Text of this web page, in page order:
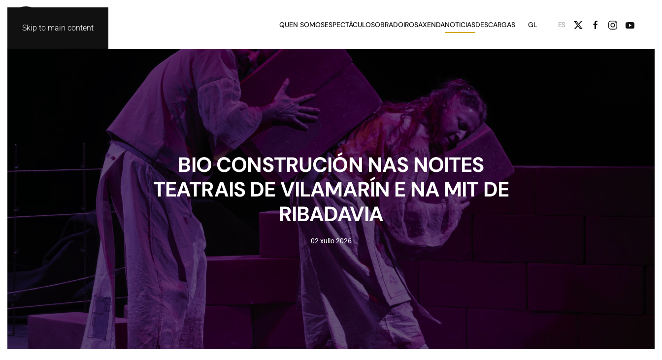
Skip to main content QUEN SOMOSESPECTÁCULOSOBRADOIROSAXENDANOTICIASDESCARGAS GL ES
BIO CONSTRUCIÓN NAS NOITES
TEATRAIS DE VILAMARÍN E NA MIT DE
RIBADAVIA
02 xullo 2026